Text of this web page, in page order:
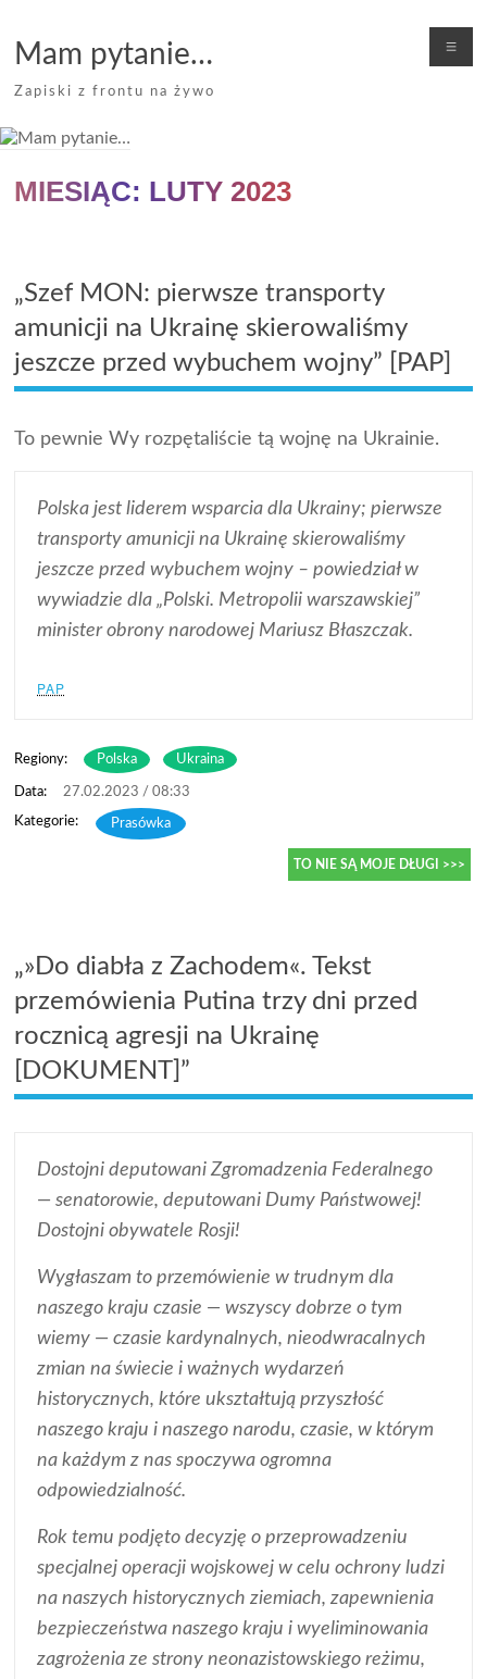
content
Mam pytanie…
Zapiski z frontu na żywo
MIESIĄC: LUTY 2023
„Szef MON: pierwsze transporty
amunicji na Ukrainę skierowaliśmy
jeszcze przed wybuchem wojny” [PAP]
To pewnie Wy rozpętaliście tą wojnę na Ukrainie.
Polska jest liderem wsparcia dla Ukrainy; pierwsze
transporty amunicji na Ukrainę skierowaliśmy
jeszcze przed wybuchem wojny – powiedział w
wywiadzie dla „Polski. Metropolii warszawskiej”
minister obrony narodowej Mariusz Błaszczak.
PAP
Regiony: Polska Ukraina
27.02.2023 / 08:33
Prasówka
„»Do diabła z Zachodem«. Tekst
przemówienia Putina trzy dni przed
rocznicą agresji na Ukrainę
[DOKUMENT]”
Dostojni deputowani Zgromadzenia Federalnego
— senatorowie, deputowani Dumy Państwowej!
Dostojni obywatele Rosji!
Wygłaszam to przemówienie w trudnym dla
naszego kraju czasie — wszyscy dobrze o tym
wiemy — czasie kardynalnych, nieodwracalnych
zmian na świecie i ważnych wydarzeń
historycznych, które ukształtują przyszłość
naszego kraju i naszego narodu, czasie, w którym
na każdym z nas spoczywa ogromna
odpowiedzialność.
Rok temu podjęto decyzję o przeprowadzeniu
specjalnej operacji wojskowej w celu ochrony ludzi
na naszych historycznych ziemiach, zapewnienia
bezpieczeństwa naszego kraju i wyeliminowania
zagrożenia ze strony neonazistowskiego reżimu,